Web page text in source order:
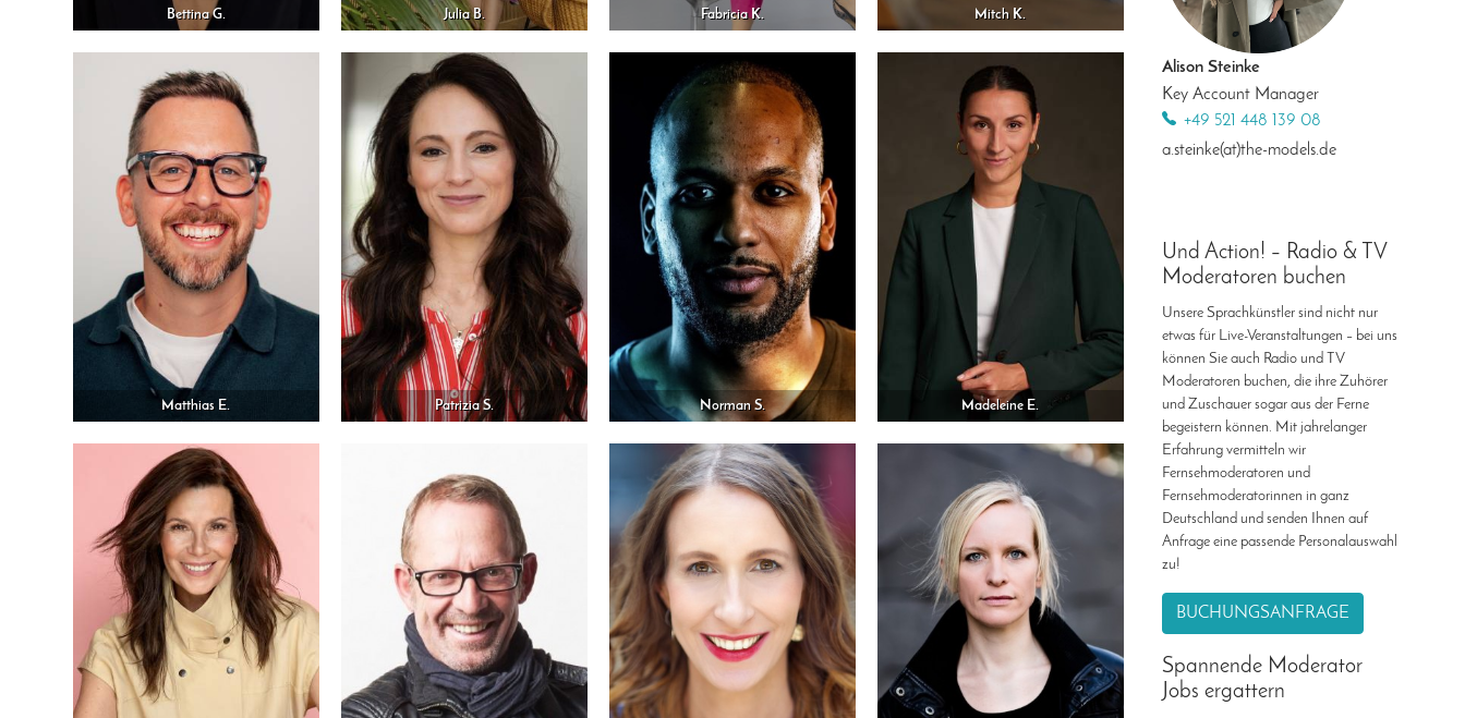
Bettina G. Julia B. Fabricia K. Mitch K.
Matthias E. Patrizia S. Norman S. Madeleine E.
Alison Steinke
Key Account Manager
+49 521 448 139 08
a.steinke(at)the-models.de
Und Action! – Radio & TV
Moderatoren buchen
Unsere Sprachkünstler sind nicht nur
etwas für Live-Veranstaltungen – bei uns
können Sie auch Radio und TV
Moderatoren buchen, die ihre Zuhörer
und Zuschauer sogar aus der Ferne
begeistern können. Mit jahrelanger
Erfahrung vermitteln wir
Fernsehmoderatoren und
Fernsehmoderatorinnen in ganz
Deutschland und senden Ihnen auf
Anfrage eine passende Personalauswahl
zu!
BUCHUNGSANFRAGE
Spannende Moderator
Jobs ergattern